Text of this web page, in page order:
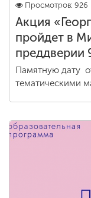
Просмотров: 926
Акция
пройдет в
преддверии
Памятную дату
тематическими